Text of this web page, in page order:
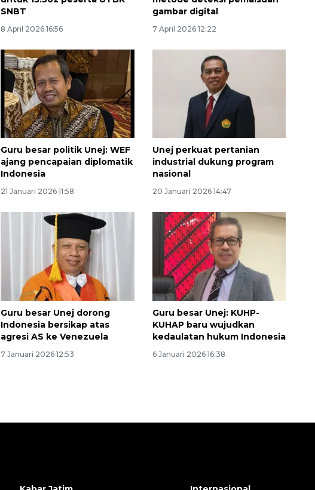
SNBT
8 April 2026 16:56
gambar digital
7 April 2026 12:22
Guru besar politik Unej: WEF
ajang pencapaian diplomatik
Indonesia
21 Januari 2026 11:58
Unej perkuat pertanian
industrial dukung program
nasional
20 Januari 2026 14:47
Guru besar Unej dorong
Indonesia bersikap atas
agresi AS ke Venezuela
7 Januari 2026 12:53
Guru besar Unej: KUHP-
KUHAP baru wujudkan
kedaulatan hukum Indonesia
6 Januari 2026 16:38
SPHP jaga harga beras
2026-08-08 06:00:00